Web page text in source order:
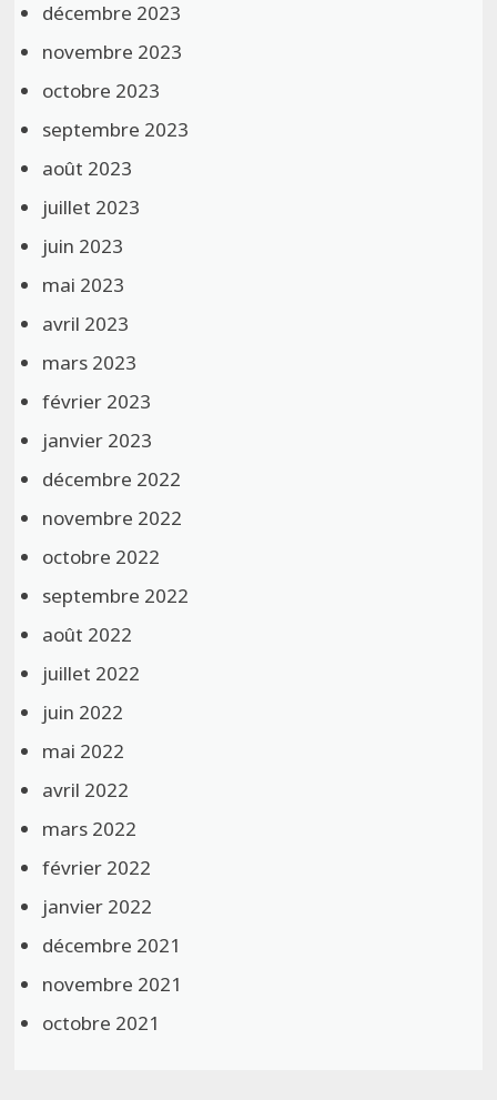
décembre 2023
novembre 2023
octobre 2023
septembre 2023
août 2023
juillet 2023
juin 2023
mai 2023
avril 2023
mars 2023
février 2023
janvier 2023
décembre 2022
novembre 2022
octobre 2022
septembre 2022
août 2022
juillet 2022
juin 2022
mai 2022
avril 2022
mars 2022
février 2022
janvier 2022
décembre 2021
novembre 2021
octobre 2021